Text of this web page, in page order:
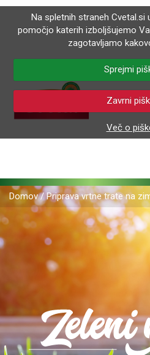
Na spletnih straneh Cvetal.si
pomočjo katerih izboljšujemo
zagotavljamo
Sprejmi
Zavrni
Več o
Domov/Priprava vrtne trate na